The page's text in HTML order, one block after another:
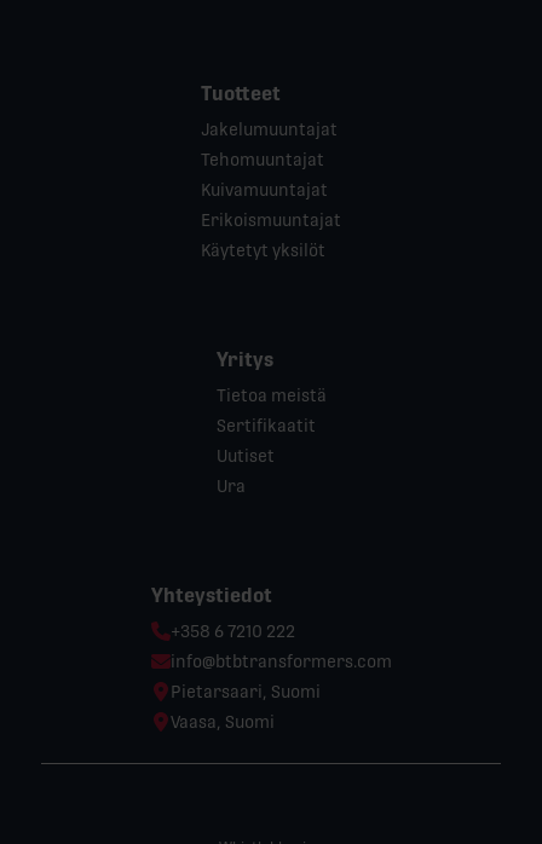
Tuotteet
Jakelumuuntajat
Tehomuuntajat
Kuivamuuntajat
Erikoismuuntajat
Käytetyt yksilöt
Yritys
Tietoa meistä
Sertifikaatit
Uutiset
Ura
Yhteystiedot
Phone:
+358 6 7210 222
Email:
info@btbtransformers.com
Location:
Pietarsaari, Suomi
Location:
Vaasa, Suomi